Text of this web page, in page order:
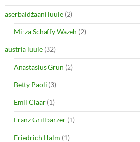
aserbaidžaani luule (2)
Mirza Schaffy Wazeh (2)
austria luule (32)
Anastasius Grün (2)
Betty Paoli (3)
Emil Claar (1)
Franz Grillparzer (1)
Friedrich Halm (1)